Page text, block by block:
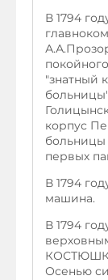
В 1794
"знатный
корпус
больницы
первых
В 1794
машина.
В 1794
Осенью